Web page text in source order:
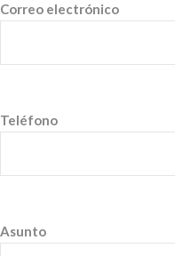
Correo electrónico
Teléfono
Asunto